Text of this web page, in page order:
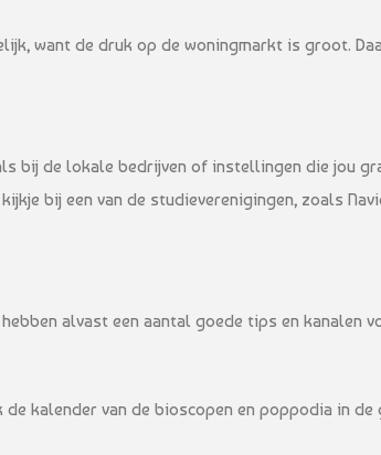
want de druk op de woningmarkt is groot.
bij de lokale bedrijven of instellingen die jou
bij een van de studieverenigingen, zoals
alvast een aantal goede tips en kanalen
kalender van de bioscopen en poppodia in de